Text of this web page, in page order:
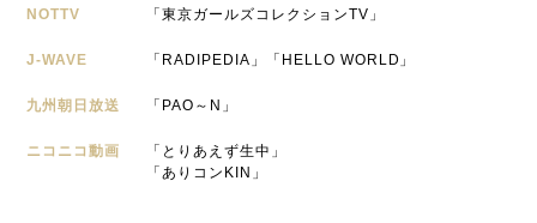
NOTTV 「東京ガールズコレクションTV」
J-WAVE 「RADIPEDIA」「HELLO WORLD」
九州朝日放送 「PAO～N」
ニコニコ動画
「とりあえず生中」
「ありコンKIN」